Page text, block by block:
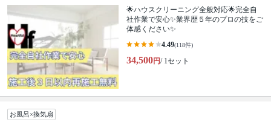
🌟ハウスクリーニング全般対応🌟完全自
社作業で安心✨業界歴５年のプロの技をご
体感ください✨
4.49(118件)
34,500円/ 1セット
お風呂×換気扇